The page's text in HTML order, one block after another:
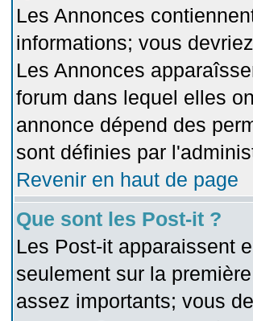
Les Annonces
informations; vous
Les Annonces
forum dans lequel elles
annonce dépend des
sont définies par
Revenir en haut de page
Que sont les Post-it ?
Les Post-it apparaissent
seulement sur la
assez importants; vous